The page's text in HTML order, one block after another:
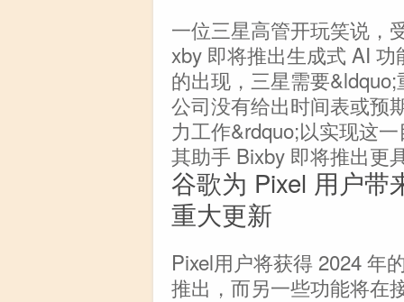
一位三星高管开玩笑说，
xby 即将推出生成式 AI
的出现，三星需要
公司没有给出时间表或预
力工作&rdquo;以实现这
其助手 Bixby 即将推出更
谷歌为 Pixel 用户带
重大更新
Pixel用户将获得 2024 年
推出，而另一些功能将在